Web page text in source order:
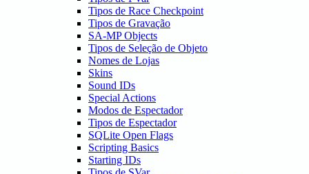
Tipos de Race Checkpoint
Tipos de Gravação
SA-MP Objects
Tipos de Seleção de Objeto
Nomes de Lojas
Skins
Sound IDs
Special Actions
Modos de Espectador
Tipos de Espectador
SQLite Open Flags
Scripting Basics
Starting IDs